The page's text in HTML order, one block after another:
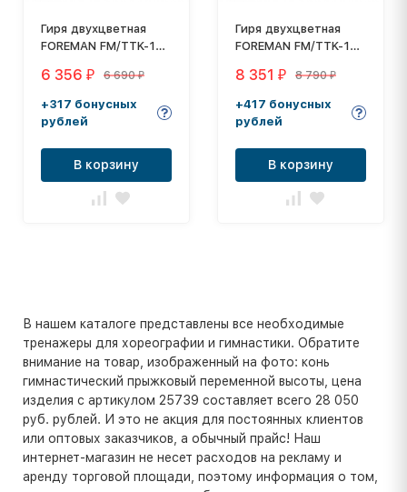
Гиря двухцветная
FOREMAN FM/TTK-12,
6 356 ₽ 6 690₽
+317 бонусных
рублей
В корзину
Гиря двухцветная
FOREMAN FM/TTK-16,
8 351 ₽ 8 790₽
+417 бонусных
рублей
В корзину
В нашем каталоге представлены все необходимые
тренажеры для хореографии и гимнастики. Обратите
внимание на товар, изображенный на фото: конь
гимнастический прыжковый переменной высоты, цена
изделия с артикулом 25739 составляет всего 28 050
руб. рублей. И это не акция для постоянных клиентов
или оптовых заказчиков, а обычный прайс! Наш
интернет-магазин не несет расходов на рекламу и
аренду торговой площади, поэтому информация о том,